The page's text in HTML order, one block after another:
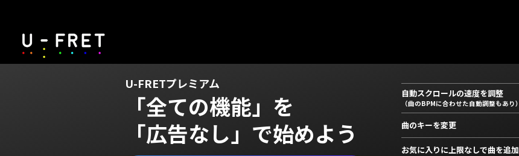
U-FRETプレミアム
「全ての機能」を
「広告なし」で始めよう
自動スクロールの速度を調整
（曲のBPMに合わせた自動調整もあり）
曲のキーを変更
お気に入りに上限なしで曲を追加